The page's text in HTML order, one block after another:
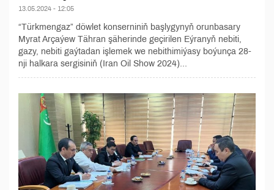
13.05.2024 - 12:05
“Türkmengaz” döwlet konserniniň başlygynyň orunbasary
Myrat Arçaýew Tähran şäherinde geçirilen Eýranyň nebiti,
gazy, nebiti gaýtadan işlemek we nebithimiýasy boýunça 28-
nji halkara sergisiniň (Iran Oil Show 2024)...